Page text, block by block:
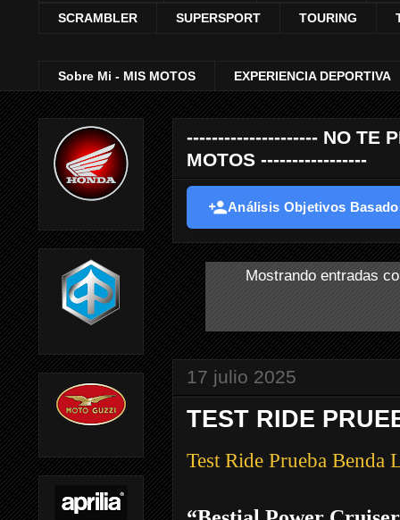
SCRAMBLER SUPERSPORT TOURING
Sobre Mi - MIS MOTOS EXPERIENCIA DEPORTIVA
--------------------- NO TE
MOTOS -----------------
Análisis Objetivos
Mostrando entradas
17 julio 2025
TEST RIDE
Test Ride Prueba Benda